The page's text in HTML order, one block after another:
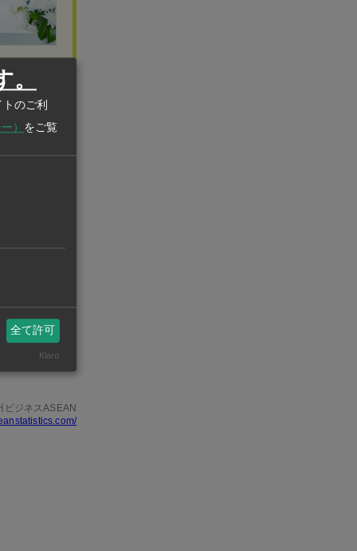
ンテナ
トル、建
生産も視
ビジネスASEAN
のご利
） をご覧
全て許可
Klaro